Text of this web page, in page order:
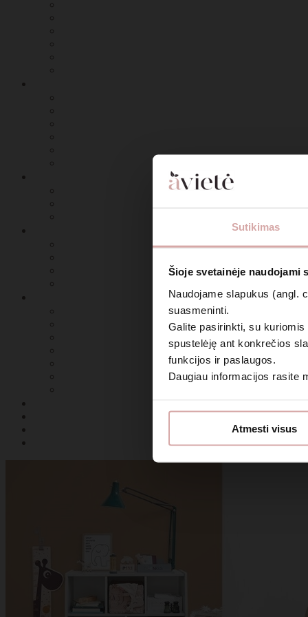
Sutikimas
Šioje svetainėje naudojami
Naudojame slapukus (angl.
suasmeninti.
Galite pasirinkti, su
spustelėję ant konkrečios
funkcijos ir paslaugos.
Daugiau informacijos rasite
Atmesti visus
Daugiau